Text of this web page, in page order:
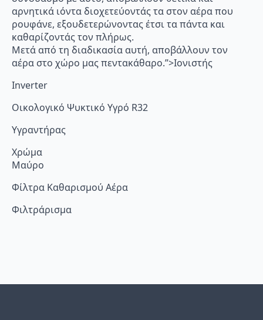
αρνητικά ιόντα διοχετεύοντάς τα στον αέρα που
ρουφάνε, εξουδετερώνοντας έτσι τα πάντα και
καθαρίζοντάς τον πλήρως.
Μετά από τη διαδικασία αυτή, αποβάλλουν τον
αέρα στο χώρο μας πεντακάθαρο.”>Ιονιστής
Inverter
Οικολογικό Ψυκτικό Υγρό R32
Υγραντήρας
Χρώμα
Μαύρο
Φίλτρα Καθαρισμού Αέρα
Φιλτράρισμα